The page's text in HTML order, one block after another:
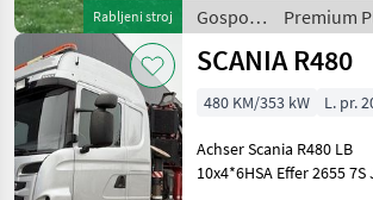
Iveco
Mercedes
Volvo
DAF
Rabljeni stroj
10920 x 2550 x 3600 mm,
Erst
Gospodarska
vozila /
Scania
Premium
SCANIA R480
480 KM/353 kW L. pr.
Achser Scania R480 LB
10x4*6HSA Effer 2655 7S